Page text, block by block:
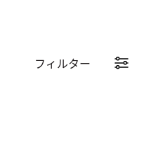
フィルター